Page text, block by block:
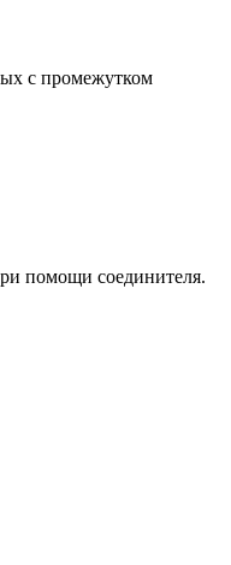
с промежутком
помощи соединителя.